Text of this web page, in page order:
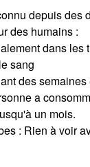
depuis des
des humains :
dans les
sang
des
a
un mois.
: Rien à voir